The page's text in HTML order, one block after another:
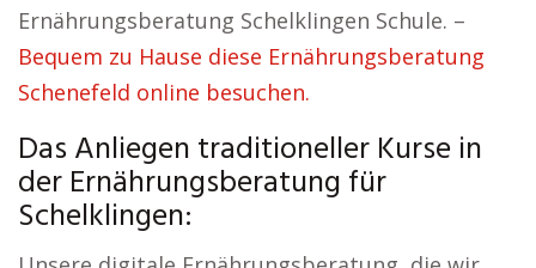
Ernährungsberatung Schelklingen Schule. –
Bequem zu Hause diese Ernährungsberatung
Schenefeld online besuchen.
Das Anliegen traditioneller Kurse in
der Ernährungsberatung für
Schelklingen: